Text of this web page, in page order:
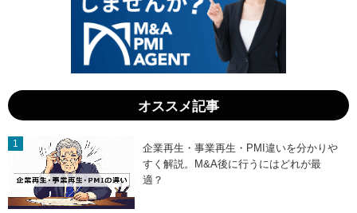
オススメ記事
企業再生・事業再生・PMI違いを分かりや
すく解説。M&A後に行うにはどれが最
適？